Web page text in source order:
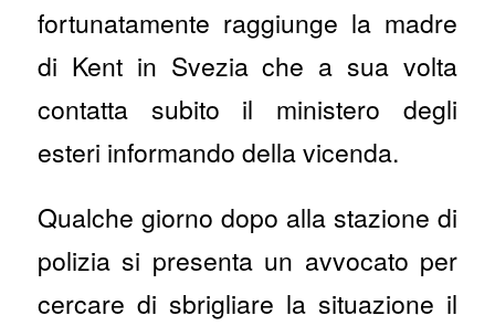
fortunatamente raggiunge la madre
di Kent in Svezia che a sua volta
contatta subito il ministero degli
esteri informando della vicenda.
Qualche giorno dopo alla stazione di
polizia si presenta un avvocato per
cercare di sbrigliare la situazione il